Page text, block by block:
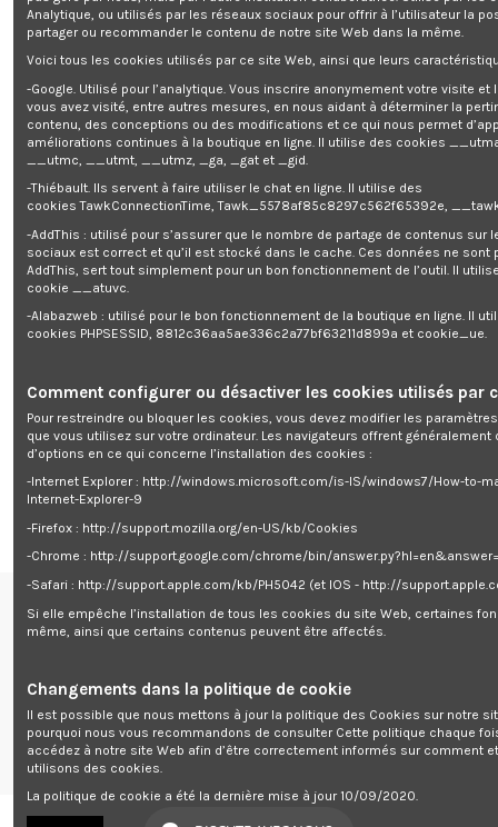
Description
Détails du produit
Reviews(0)
Cettearmoire à fusils à clévous permet de ranger vos fusils en toute
sécurité. Elle permet d'accueillir jusqu'à 12 fusils . Son design discret et
élégant lui permet de s'intégrer facilement dans votre intérieur. Cette
Caractéristiques :
- Dimensions intérieures: 494 x 280 x 1446 mm
- Épaisseur de la porte 3 mm
- Épaisseur des parois 2 mm
- Avec coffre à fermeture à clé pour ranger les munitions
- Espace de rangement pouvant accueillir 12 fusils
- Homologué pour les armes de catégories A, B, C, D
- Livrée avec 2 clés
Renseignements
Follow us
Newsletter
Analytique, ou utilisés par les réseaux sociaux pour offrir à l’utilisateur la
partager ou recommander le contenu de notre site Web dans la même.
Voici tous les cookies utilisés par ce site Web, ainsi que leurs
-Google. Utilisé pour l’analytique. Vous inscrire anonymement votre visite et
vous avez visité, entre autres mesures, en nous aidant à déterminer la
contenu, des conceptions ou des modifications et ce qui nous permet
améliorations continues à la boutique en ligne. Il utilise des cookies
__utmc, __utmt, __utmz, _ga, _gat et _gid.
-Thiébault. Ils servent à faire utiliser le chat en ligne. Il utilise des
cookies TawkConnectionTime, Tawk_5578af85c8297c562f65392e,
-AddThis : utilisé pour s’assurer que le nombre de partage de contenus sur
sociaux est correct et qu’il est stocké dans le cache. Ces données ne sont
AddThis, sert tout simplement pour un bon fonctionnement de l’outil. Il
cookie __atuvc.
-Alabazweb : utilisé pour le bon fonctionnement de la boutique en ligne. Il
cookies PHPSESSID, 8812c36aa5ae336c2a77bf63211d899a et cookie_ue.
Comment configurer ou désactiver les cookies utilisés par
Pour restreindre ou bloquer les cookies, vous devez modifier les
que vous utilisez sur votre ordinateur. Les navigateurs offrent généralement
d’options en ce qui concerne l’installation des cookies :
-Internet Explorer : http://windows.microsoft.com/is-IS/windows7/How-to-
Internet-Explorer-9
-Firefox : http://support.mozilla.org/en-US/kb/Cookies
-Chrome : http://support.google.com/chrome/bin/
-Safari : http://support.apple.com/kb/PH5042 (et IOS - http://
Si elle empêche l’installation de tous les cookies du site Web, certaines
même, ainsi que certains contenus peuvent être affectés.
Changements dans la politique de cookie
Il est possible que nous mettons à jour la politique des Cookies sur notre
pourquoi nous vous recommandons de consulter Cette politique chaque
accédez à notre site Web afin d’être correctement informés sur comment
utilisons des cookies.
La politique de cookie a été la dernière mise à jour 10/09/2020.